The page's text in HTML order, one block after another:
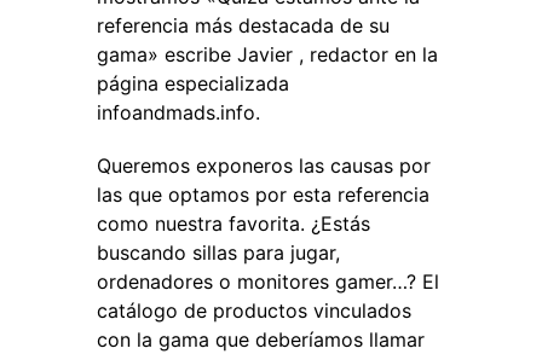
referencia más destacada de su
gama» escribe Javier , redactor en la
página especializada
infoandmads.info.
Queremos exponeros las causas por
las que optamos por esta referencia
como nuestra favorita. ¿Estás
buscando sillas para jugar,
ordenadores o monitores gamer…? El
catálogo de productos vinculados
con la gama que deberíamos llamar